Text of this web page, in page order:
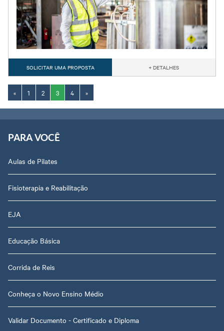
SOLICITAR UMA PROPOSTA + DETALHES
« 1 2 3 4 »
PARA VOCÊ
Aulas de Pilates
Fisioterapia e Reabilitação
EJA
Educação Básica
Corrida de Reis
Conheça o Novo Ensino Médio
Validar Documento - Certificado e Diploma